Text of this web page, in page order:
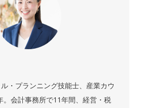
・プランニング技能士、産業カウ
。会計事務所で11年間、経営・税